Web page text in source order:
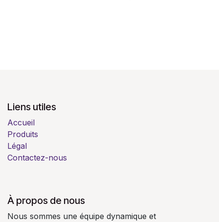
Liens utiles
Accueil
Produits
Légal
Contactez-nous
À propos de nous
Nous sommes une équipe dynamique et